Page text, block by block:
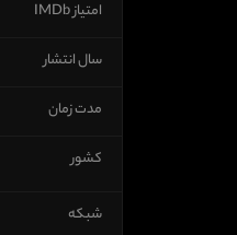
امتیاز IMDb
سال انتشار
مدت زمان
کشور
شبکه